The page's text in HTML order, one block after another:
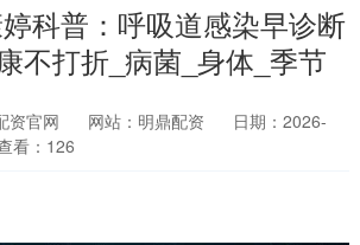
科普：呼吸道感染早诊断
不打折_病菌_身体_季节
资官网 网站：明鼎配资
日期：2026-
看：126